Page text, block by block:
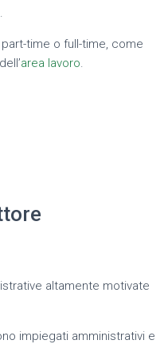
time o full-time, come
area lavoro.
altamente motivate
impiegati amministrativi e